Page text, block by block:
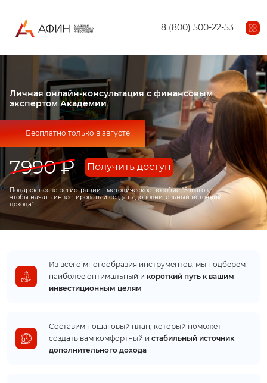
8 (800) 500-22-53
Личная онлайн-консультация с финансовым
экспертом Академии
Бесплатно только в августе!
7990 ₽ Получить доступ
Подарок после регистрации - методическое пособие “5 шагов,
чтобы начать инвестировать и создать дополнительный источник
дохода”
Из всего многообразия инструментов, мы подберем
наиболее оптимальный и короткий путь к вашим
инвестиционным целям
Составим пошаговый план, который поможет
создать вам комфортный и стабильный источник
дополнительного дохода